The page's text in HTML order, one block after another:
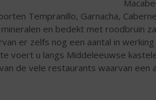
Tempranillo, Garnacha,
mineralen en bedekt met roodbruin
er zelfs nog een aantal in
voert u langs Middeleeuwse
de vele restaurants waarvan een